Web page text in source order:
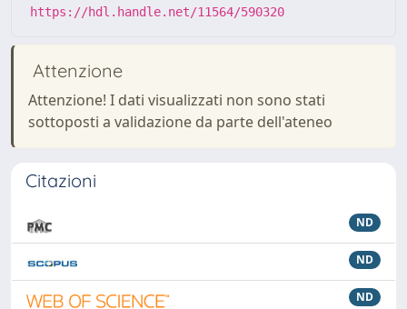
https://hdl.handle.net/11564/590320
Attenzione
Attenzione! I dati visualizzati non sono stati
sottoposti a validazione da parte dell'ateneo
Citazioni
ND
ND
ND